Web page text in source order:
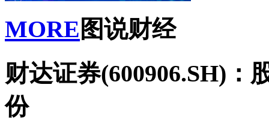
MORE 图说财经
财达证券(600906.SH)
份